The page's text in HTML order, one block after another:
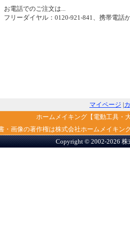
お電話でのご注文は...
フリーダイヤル：0120-921-841、携帯電
マイページ |
ホームメイキング【電動工具・
・画像の著作権は株式会社ホームメイキ
Copyright © 2002-2026